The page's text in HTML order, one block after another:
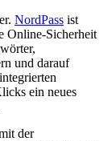
NordPass ist
Online-Sicherheit
und darauf
ein neues
der